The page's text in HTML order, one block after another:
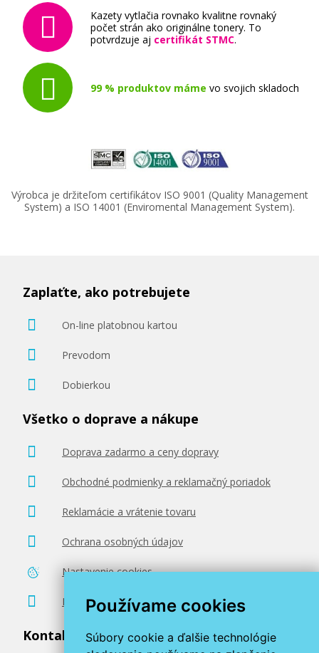
Používame cookies
Súbory cookie a ďalšie technológie
Kazety vytlačia rovnako kvalitne rovnaký
počet strán ako originálne tonery. To
potvrdzuje aj certifikát STMC.
99 % produktov máme vo svojich skladoch
Výrobca je držiteľom certifikátov ISO 9001 (Quality Management
System) a ISO 14001 (Enviromental Management System).
Zaplaťte, ako potrebujete
On-line platobnou kartou
Prevodom
Dobierkou
Všetko o doprave a nákupe
Doprava zadarmo a ceny dopravy
Obchodné podmienky a reklamačný poriadok
Reklamácie a vrátenie tovaru
Ochrana osobných údajov
Nastavenie cookies
Poradenstvo zadarmo
Kontaktujte nás